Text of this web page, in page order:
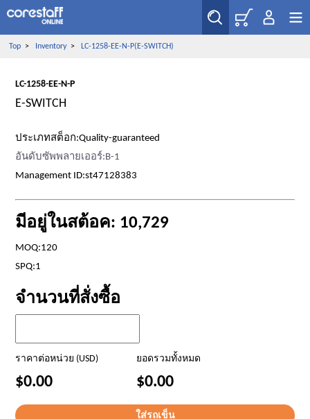
Top> Inventory> LC-1258-EE-N-P(E-SWITCH)
LC-1258-EE-N-P
E-SWITCH
ประเภทสต็อก:Quality-guaranteed
อันดับซัพพลายเออร์:B-1
Management ID:st47128383
มีอยู่ในสต้อค: 10,729
MOQ:120
SPQ:1
จำนวนที่สั่งซื้อ
ราคาต่อหน่วย (USD) ยอดรวมทั้งหมด
$0.00 $0.00